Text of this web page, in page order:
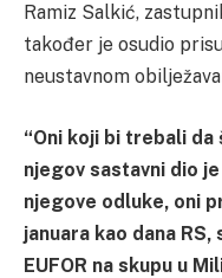
Ramiz Salkić,
također je osudio
neustavnom
“Oni koji bi trebali
njegov sastavni dio
njegove odluke, oni
januara kao dana
EUFOR na skupu u